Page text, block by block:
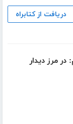
دریافت از کتابراه
مرز دیدار